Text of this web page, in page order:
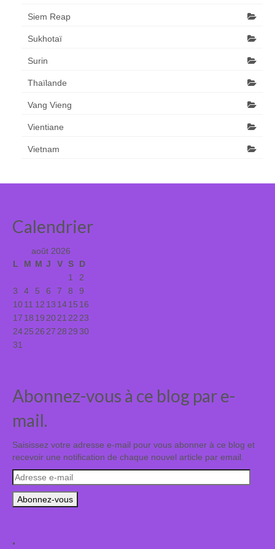
Siem Reap
Sukhotaï
Surin
Thaïlande
Vang Vieng
Vientiane
Vietnam
Calendrier
août 2026
L
M M J V S D
1
2
3
4 5 6 7 8
9
1011 12 13 1415 16
17 18 19 2021 22 23
2425 26 27 28 2930
31
Abonnez-vous à ce blog par e-
mail.
Saisissez votre adresse e-mail pour vous abonner à ce blog et
recevoir une notification de chaque nouvel article par email.
Adresse
e-
mail
.